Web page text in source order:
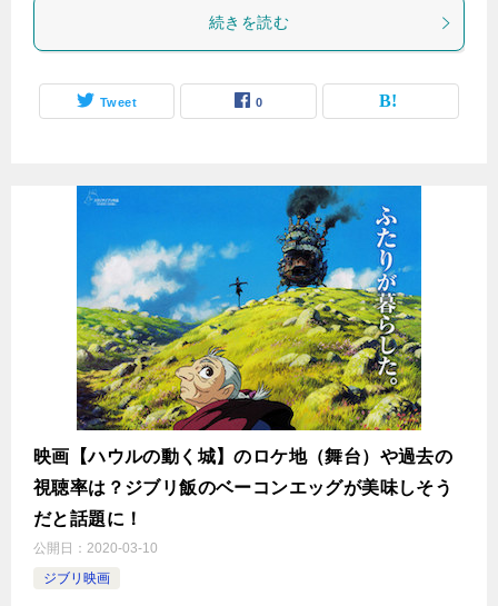
続きを読む
Tweet 0
映画【ハウルの動く城】のロケ地（舞台）や過去の
視聴率は？ジブリ飯のベーコンエッグが美味しそう
だと話題に！
公開日： 2020-03-10
ジブリ映画